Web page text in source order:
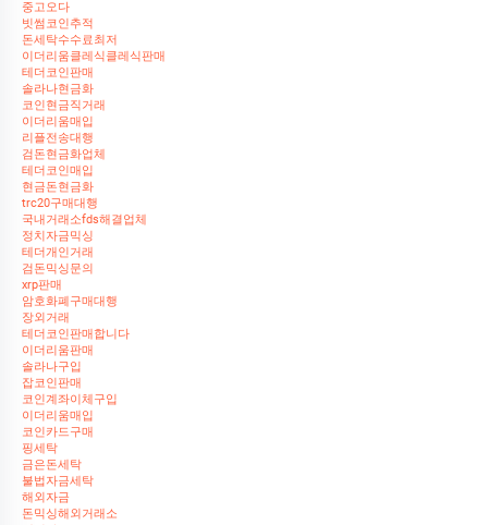
중고오다
빗썸코인추적
돈세탁수수료최저
이더리움클레식클레식판매
테더코인판매
솔라나현금화
코인현금직거래
이더리움매입
리플전송대행
검돈현금화업체
테더코인매입
현금돈현금화
trc20구매대행
국내거래소fds해결업체
정치자금믹싱
테더개인거래
검돈믹싱문의
xrp판매
암호화폐구매대행
장외거래
테더코인판매합니다
이더리움판매
솔라나구입
잡코인판매
코인계좌이체구입
이더리움매입
코인카드구매
핑세탁
금은돈세탁
불법자금세탁
해외자금
돈믹싱해외거래소